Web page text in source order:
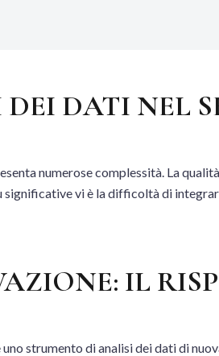
DEI DATI NEL
numerose complessità. La
vi è la difficoltà di
IL
strumento di analisi dei dati di